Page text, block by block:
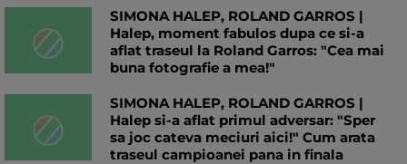
SIMONA HALEP, ROLAND GARROS |
Halep, moment fabulos dupa ce si-a
aflat traseul la Roland Garros: "Cea mai
buna fotografie a mea!"
SIMONA HALEP, ROLAND GARROS |
Halep si-a aflat primul adversar: "Sper
sa joc cateva meciuri aici!" Cum arata
traseul campioanei pana in finala